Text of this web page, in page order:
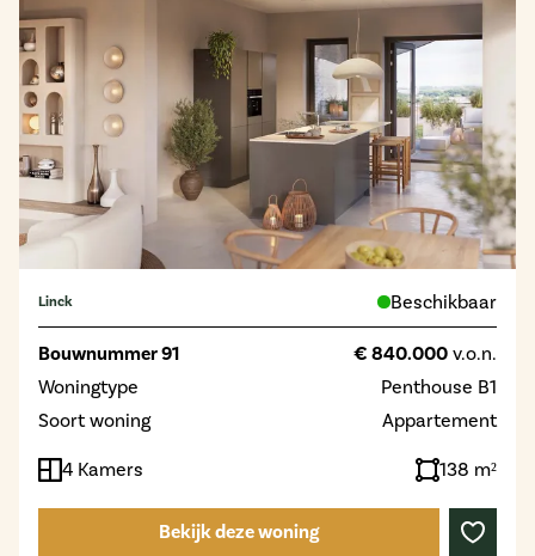
Linck Beschikbaar
Bouwnummer 91 € 840.000 v.o.n.
Woningtype
Penthouse B1
Soort woning
Appartement
4 Kamers 138 m²
Bekijk deze woning